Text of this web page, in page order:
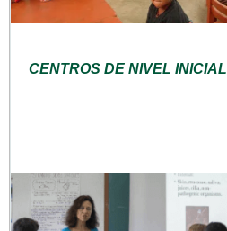
CENTROS DE NIVEL INICIAL